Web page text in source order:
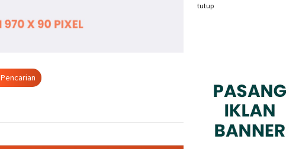
tutup
Pencarian